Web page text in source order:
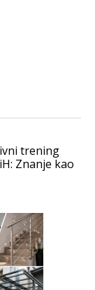
trening
Znanje kao